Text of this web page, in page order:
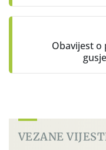
Obavijest o
VEZANE